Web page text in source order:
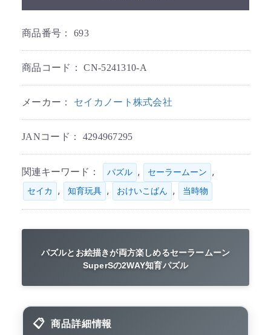
商品番号： 693
商品コード：CN-5241310-A
メーカー： セイカノート株式会社
JANコード： 4294967295
関連キーワード： パズル , セーラームーン ,
セイカ , 知育玩具 , おけいこばん , 当時物
パズルとお絵描きが両方楽しめるセーラームーン
SuperSの2WAY知育パズル
商品詳細情報